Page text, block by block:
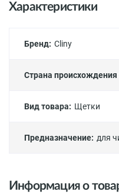
Характеристики
Бренд: Cliny
Страна происхождения
Вид товара: Щетки
Предназначение: для
Информация о